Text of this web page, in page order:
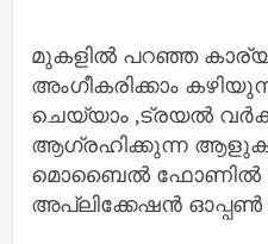
മുകളിൽ പറഞ്ഞ
അംഗീകരിക്കാം
ചെയ്യാം ,ട്രയൽ
ആഗ്രഹിക്കുന്ന
മൊബൈൽ ഫോണിൽ
അപ്ലിക്കേഷൻ